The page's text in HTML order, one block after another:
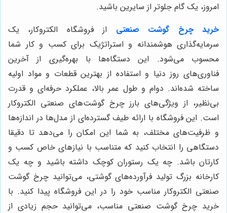
امروز، یک گام جلوتر از سایرین باشید.
خرید چرخ گوشت صنعتی از فروشگاه الکتروکار، یک
سرمایه‌گذاری هوشمندانه و استراتژیک برای کسب و کار شما
محسوب می‌شود. این دستگاه‌ها با بهره‌گیری از آخرین
فناوری‌های روز دنیا و استفاده از بهترین قطعات و مواد اولیه
ساخته شده‌اند. دوام و طول عمر بالا، عملکرد حرفه‌ای و قدرت
بی‌نظیر، از ویژگی‌های بارز چرخ گوشت‌های صنعتی الکتروکار
است. این فروشگاه با ارائه طیف گسترده‌ای از مدل‌ها در اندازه‌ها
و ظرفیت‌های مختلف، به شما این امکان را می‌دهد تا دقیقا
دستگاهی را انتخاب کنید که متناسب با نیازهای خاص کسب و
کارتان باشد. چه یک رستوران کوچک داشته باشید و چه یک
کارخانه بزرگ تولید فرآورده‌های گوشتی، می‌توانید چرخ گوشت
صنعتی الکتروکار مناسب خود را در این فروشگاه پیدا کنید. با
خرید چرخ گوشت صنعتی مناسب، می‌توانید حجم زیادی از